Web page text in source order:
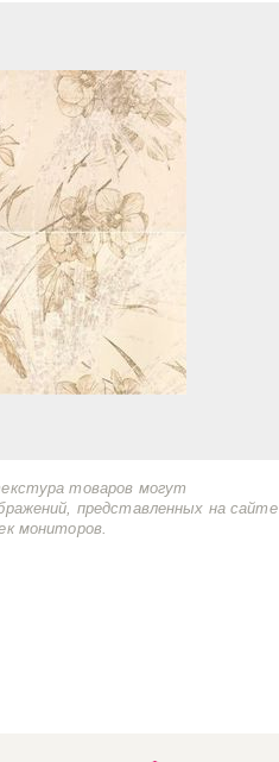
товаров могут
представленных на сайте
мониторов.